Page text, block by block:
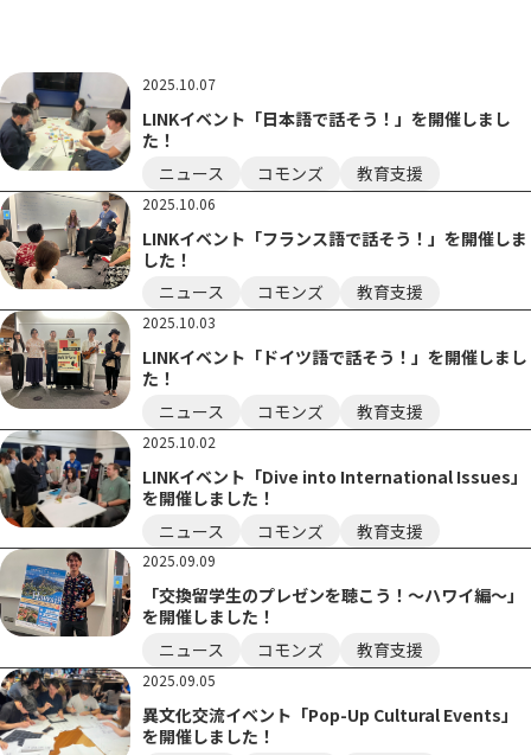
2025.10.07
LINKイベント「日本語で話そう！」を開催しまし
た！
ニュース
コモンズ 教育支援
2025.10.06
LINKイベント「フランス語で話そう！」を開催しま
した！
ニュース
コモンズ 教育支援
2025.10.03
LINKイベント「ドイツ語で話そう！」を開催しまし
た！
ニュース
コモンズ 教育支援
2025.10.02
LINKイベント「Dive into International Issues」
を開催しました！
ニュース
コモンズ 教育支援
2025.09.09
「交換留学生のプレゼンを聴こう！～ハワイ編～」
を開催しました！
ニュース
コモンズ 教育支援
2025.09.05
異文化交流イベント「Pop-Up Cultural Events」
を開催しました！